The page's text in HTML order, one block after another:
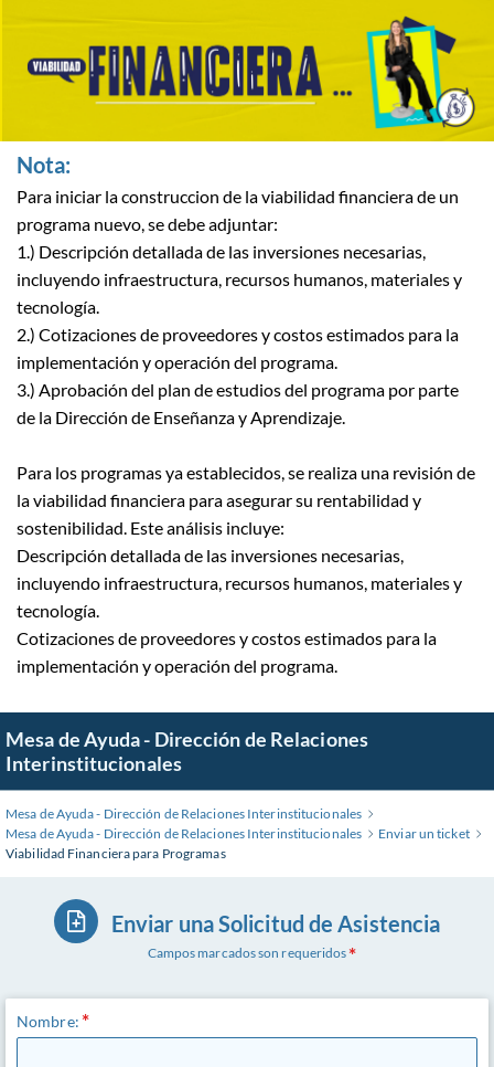
Nota:
Para iniciar la construccion de la viabilidad financiera de un
programa nuevo, se debe adjuntar:
1.) Descripción detallada de las inversiones necesarias,
incluyendo infraestructura, recursos humanos, materiales y
tecnología.
2.) Cotizaciones de proveedores y costos estimados para la
implementación y operación del programa.
3.) Aprobación del plan de estudios del programa por parte
de la Dirección de Enseñanza y Aprendizaje.
Para los programas ya establecidos, se realiza una revisión de
la viabilidad financiera para asegurar su rentabilidad y
sostenibilidad. Este análisis incluye:
Descripción detallada de las inversiones necesarias,
incluyendo infraestructura, recursos humanos, materiales y
tecnología.
Cotizaciones de proveedores y costos estimados para la
implementación y operación del programa.
Mesa de Ayuda - Dirección de Relaciones
Interinstitucionales
Mesa de Ayuda - Dirección de Relaciones Interinstitucionales
Mesa de Ayuda - Dirección de Relaciones Interinstitucionales
Enviar un ticket
Viabilidad Financiera para Programas
Enviar una Solicitud de Asistencia
Campos marcados son requeridos
Nombre: